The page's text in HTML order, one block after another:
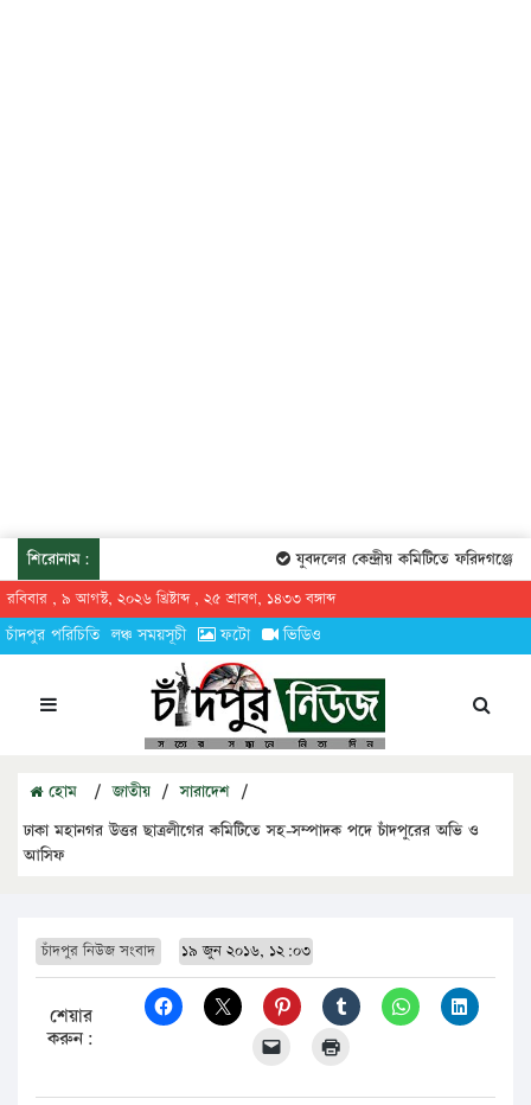
শিরোনাম: যুবদলের কেন্দ্রীয় কমিটিতে ফরিদগঞ্জের
রবিবার , ৯ আগস্ট, ২০২৬ খ্রিষ্টাব্দ , ২৫ শ্রাবণ, ১৪৩৩ বঙ্গাব্দ
চাঁদপুর পরিচিতি লঞ্চ সময়সূচী ফটো ভিডিও
হোম / জাতীয় / সারাদেশ /
ঢাকা মহানগর উত্তর ছাত্রলীগের কমিটিতে সহ-সম্পাদক পদে চাঁদপুরের অভি ও
আসিফ
চাঁদপুর নিউজ সংবাদ ১৯ জুন ২০১৬, ১২:০৩
শেয়ার
করুন: